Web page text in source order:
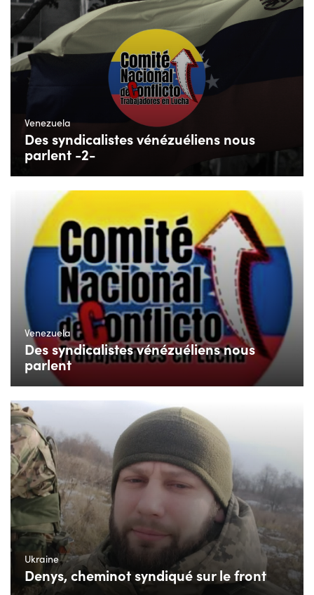
Venezuela
Des syndicalistes vénézuéliens nous
parlent -2-
Venezuela
Des syndicalistes vénézuéliens nous
parlent
Ukraine
Denys, cheminot syndiqué sur le front